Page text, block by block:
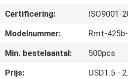
CONTACTEER
ONS
Certificering:
ISO9001-
Modelnummer:
Rmt-
Min. bestelaantal:
500pcs
Prijs:
USD1.5 -